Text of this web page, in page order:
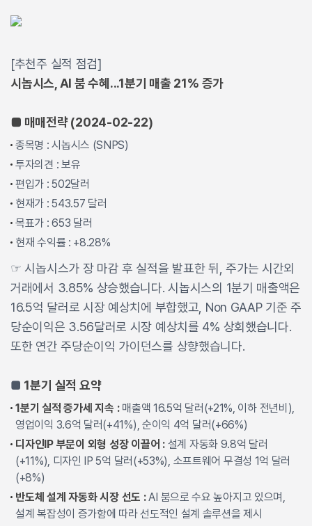
[추천주 실적 점검]
시놉시스, AI 붐 수혜...1분기 매출 21% 증가
■ 매매전략 (2024-02-22)
종목명 : 시놉시스 (SNPS)
투자의견 : 보유
편입가 : 502달러
현재가 : 543.57 달러
목표가 : 653 달러
현재 수익률 : +8.28%
☞ 시놉시스가 장 마감 후 실적을 발표한 뒤, 주가는 시간외
거래에서 3.85% 상승했습니다. 시놉시스의 1분기 매출액은
16.5억 달러로 시장 예상치에 부합했고, Non GAAP 기준 주
당순이익은 3.56달러로 시장 예상치를 4% 상회했습니다.
또한 연간 주당순이익 가이던스를 상향했습니다.
■ 1분기 실적 요약
1분기 실적 증가세 지속 : 매출액 16.5억 달러(+21%, 이하 전년비),
영업이익 3.6억 달러(+41%), 순이익 4억 달러(+66%)
디자인IP 부문이 외형 성장 이끌어 : 설계 자동화 9.8억 달러
(+11%), 디자인 IP 5억 달러(+53%), 소프트웨어 무결성 1억 달러
(+8%)
반도체 설계 자동화 시장 선도 :AI 붐으로 수요 높아지고 있으며,
설계 복잡성이 증가함에 따라 선도적인 설계 솔루션을 제시